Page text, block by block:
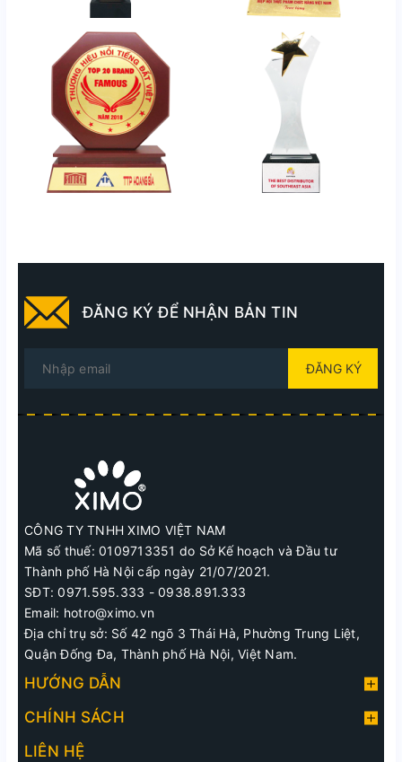
ĐĂNG KÝ ĐỂ NHẬN BẢN TIN
ĐĂNG KÝ
CÔNG TY TNHH XIMO VIỆT NAM
Mã số thuế: 0109713351 do Sở Kế hoạch và Đầu tư
Thành phố Hà Nội cấp ngày 21/07/2021.
SĐT: 0971.595.333 - 0938.891.333
Email: hotro@ximo.vn
Địa chỉ trụ sở: Số 42 ngõ 3 Thái Hà, Phường Trung Liệt,
Quận Đống Đa, Thành phố Hà Nội, Việt Nam.
HƯỚNG DẪN
CHÍNH SÁCH
LIÊN HỆ